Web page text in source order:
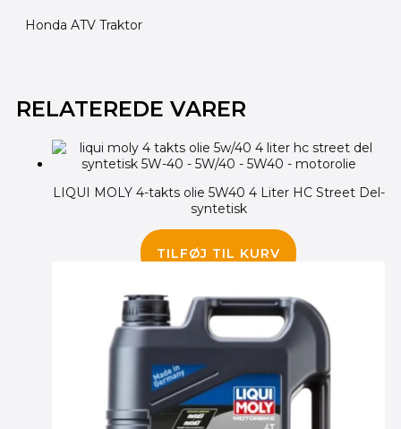
Honda ATV Traktor
RELATEREDE VARER
LIQUI MOLY 4-takts olie 5W40 4 Liter HC Street Del-
syntetisk
TILFØJ TIL KURV